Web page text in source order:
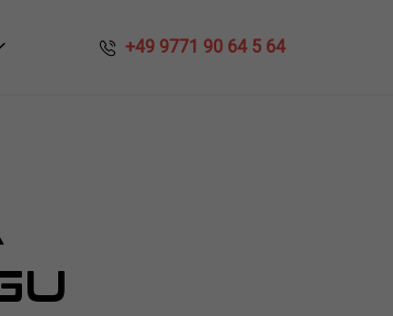
​​ +49 9771 90 64 5 64